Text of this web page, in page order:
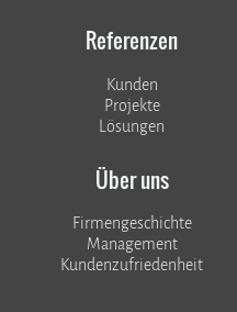
Referenzen
Kunden
​​​​​​​Projekte
Lösungen
Über uns
Firmengeschichte
Management
Kundenzufriedenheit